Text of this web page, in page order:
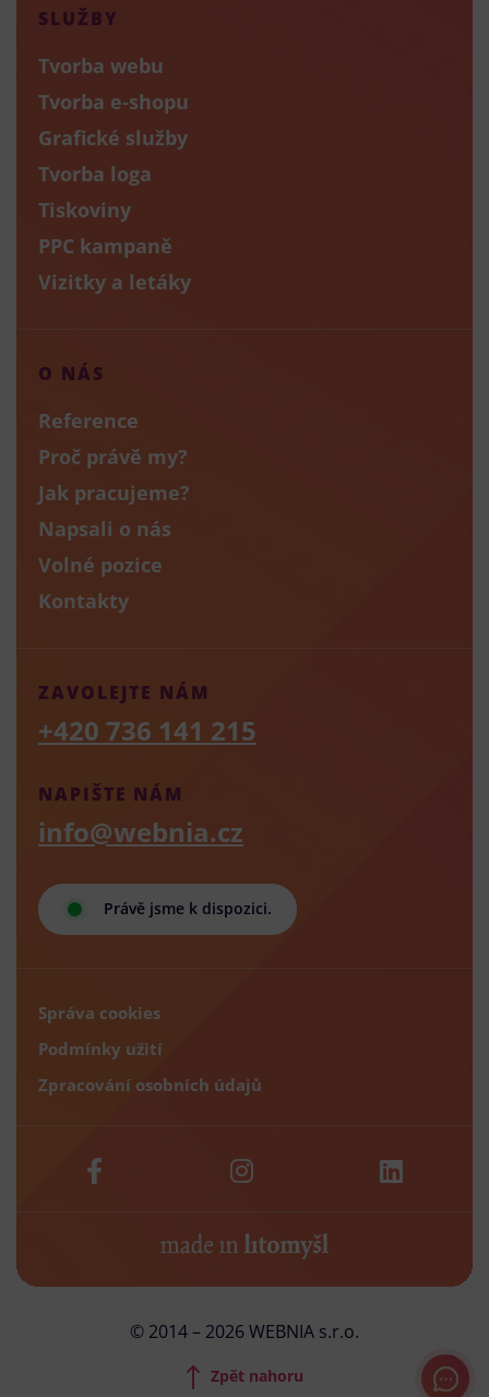
SLUŽBY
Tvorba webu
Tvorba e-shopu
Grafické služby
Tvorba loga
Tiskoviny
PPC kampaně
Vizitky a letáky
O NÁS
Reference
Proč právě my?
Jak pracujeme?
Napsali o nás
Volné pozice
Kontakty
Právě jsme k dispozici.
NAPIŠTE NÁM
info@webnia.cz
ZAVOLEJTE NÁM
+420 736 141 215
Správa cookies
Podmínky užití
Zpracování osobních údajů
© 2014 – 2026 WEBNIA s.r.o.
Zpět nahoru